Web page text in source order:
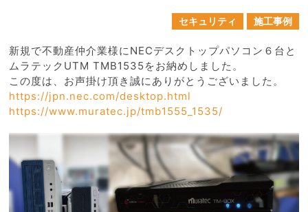
セキュリティ 施工事例
新規で不動産仲介業様にNECデスクトップパソコン６台と
ムラテックUTM TMB1535をお納めしました。
この度は、お声掛け頂き誠にありがとうございました。
https://jpn.nec.com/desktop.html
https://www.muratec.jp/tmb1555_1535/